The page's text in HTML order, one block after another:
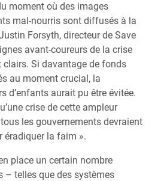
moment où des images
mal-nourris sont diffusés à la
Forsyth, directeur de Save
avant-coureurs de la crise
clairs. Si davantage de fonds
au moment crucial, la
d’enfants aurait pu être évitée.
crise de cette ampleur
les gouvernements devraient
éradiquer la faim ».
place un certain nombre
– telles que des systèmes